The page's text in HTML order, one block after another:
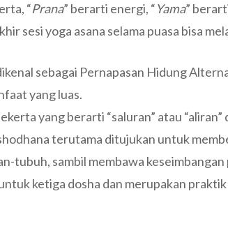
“Prana” berarti energi, “Yama”
sesi yoga asana selama puasa bisa
sebagai Pernapasan Hidung
yang luas.
yang berarti “saluran” atau “aliran”
terutama ditujukan untuk
tubuh, sambil membawa
ketiga dosha dan merupakan